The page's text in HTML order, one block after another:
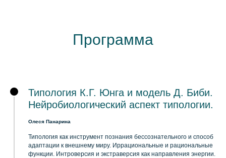
Программа
Типология К.Г. Юнга и модель Д. Биби.
Нейробиологический аспект типологии.
Олеся Панарина
Типология как инструмент познания бессознательного и способ
адаптации к внешнему миру. Иррациональные и рациональные
функции. Интроверсия и экстраверсия как направления энергии.